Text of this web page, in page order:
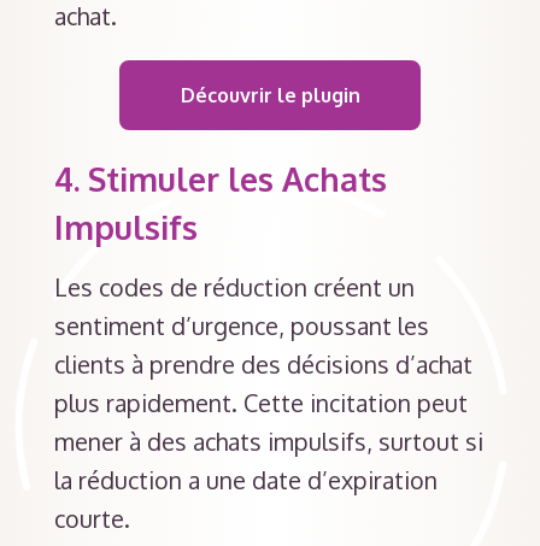
achat.
Découvrir le plugin
4. Stimuler les Achats
Impulsifs
Les codes de réduction créent un
sentiment d’urgence, poussant les
clients à prendre des décisions d’achat
plus rapidement. Cette incitation peut
mener à des achats impulsifs, surtout si
la réduction a une date d’expiration
courte.